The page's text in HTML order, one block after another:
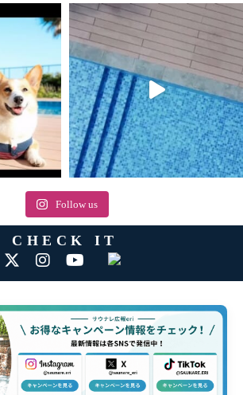
Follow us
CHECK IT